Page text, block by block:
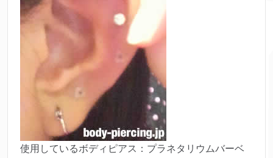
使用しているボディピアス：プラネタリウムバーベ